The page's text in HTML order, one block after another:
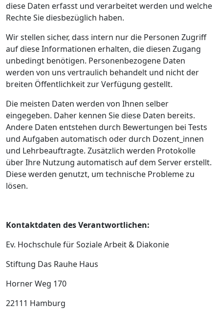
diese Daten erfasst und verarbeitet werden und welche
Rechte Sie diesbezüglich haben.
Wir stellen sicher, dass intern nur die Personen Zugriff
auf diese Informationen erhalten, die diesen Zugang
unbedingt benötigen. Personenbezogene Daten
werden von uns vertraulich behandelt und nicht der
breiten Öffentlichkeit zur Verfügung gestellt.
Die meisten Daten werden von Ihnen selber
eingegeben. Daher kennen Sie diese Daten bereits.
Andere Daten entstehen durch Bewertungen bei Tests
und Aufgaben automatisch oder durch Dozent_innen
und Lehrbeauftragte. Zusätzlich werden Protokolle
über Ihre Nutzung automatisch auf dem Server erstellt.
Diese werden genutzt, um technische Probleme zu
lösen.
Kontaktdaten des Verantwortlichen:
Ev. Hochschule für Soziale Arbeit & Diakonie
Stiftung Das Rauhe Haus
Horner Weg 170
22111 Hamburg